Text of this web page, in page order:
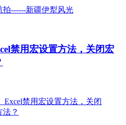
禁用宏设置方法，关闭宏